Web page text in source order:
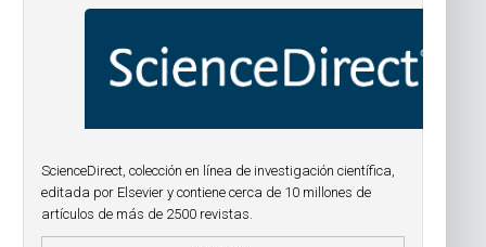
ScienceDirect, colección en línea de investigación científica,
editada por Elsevier y contiene cerca de 10 millones de
artículos de más de 2500 revistas.